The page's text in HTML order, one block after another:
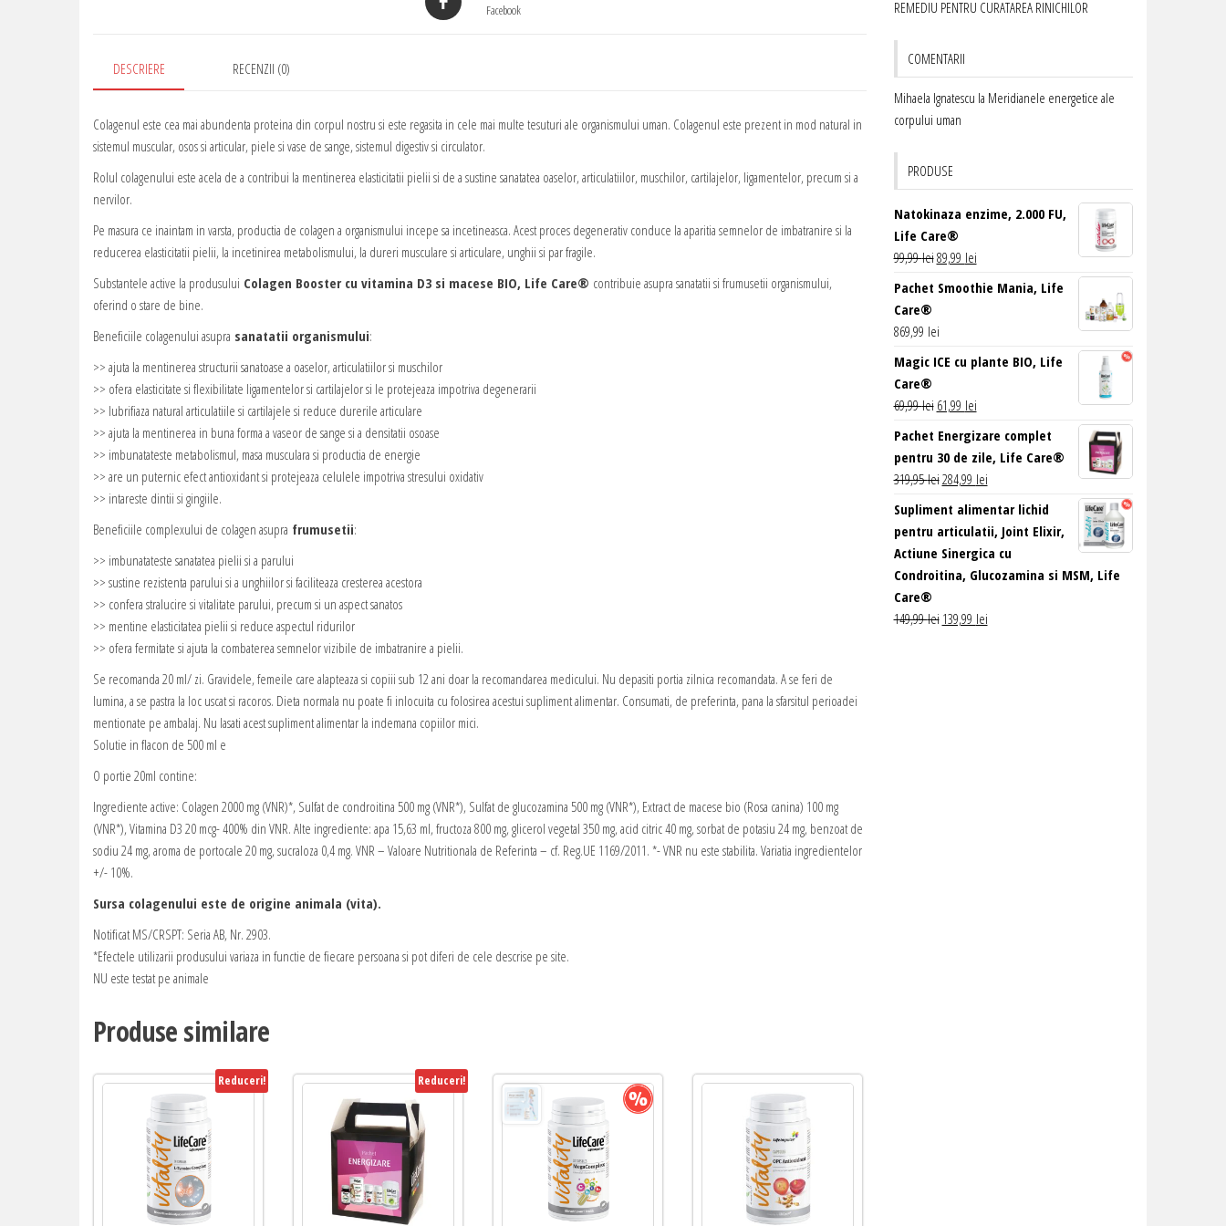
Facebook
DESCRIERE RECENZII (0)
Colagenul este cea mai abundenta proteina din corpul nostru si este regasita in cele mai multe tesuturi ale organismului uman. Colagenul este prezent in mod natural in
sistemul muscular, osos si articular, piele si vase de sange, sistemul digestiv si circulator.
Rolul colagenului este acela de a contribui la mentinerea elasticitatii pielii si de a sustine sanatatea oaselor, articulatiilor, muschilor, cartilajelor, ligamentelor, precum si a
nervilor.
Pe masura ce inaintam in varsta, productia de colagen a organismului incepe sa incetineasca. Acest proces degenerativ conduce la aparitia semnelor de imbatranire si la
reducerea elasticitatii pielii, la incetinirea metabolismului, la dureri musculare si articulare, unghii si par fragile.
Substantele active la produsului Colagen Booster cu vitamina D3 si macese BIO, Life Care® contribuie asupra sanatatii si frumusetii organismului,
oferind o stare de bine.
Beneficiile colagenului asupra sanatatii organismului:
>> ajuta la mentinerea structurii sanatoase a oaselor, articulatiilor si muschilor
>> ofera elasticitate si flexibilitate ligamentelor si cartilajelor si le protejeaza impotriva degenerarii
>> lubrifiaza natural articulatiile si cartilajele si reduce durerile articulare
>> ajuta la mentinerea in buna forma a vaseor de sange si a densitatii osoase
>> imbunatateste metabolismul, masa musculara si productia de energie
>> are un puternic efect antioxidant si protejeaza celulele impotriva stresului oxidativ
>> intareste dintii si gingiile.
Beneficiile complexului de colagen asupra frumusetii:
>> imbunatateste sanatatea pielii si a parului
>> sustine rezistenta parului si a unghiilor si faciliteaza cresterea acestora
>> confera stralucire si vitalitate parului, precum si un aspect sanatos
>> mentine elasticitatea pielii si reduce aspectul ridurilor
>> ofera fermitate si ajuta la combaterea semnelor vizibile de imbatranire a pielii.
Se recomanda 20 ml/ zi. Gravidele, femeile care alapteaza si copiii sub 12 ani doar la recomandarea medicului. Nu depasiti portia zilnica recomandata. A se feri de
lumina, a se pastra la loc uscat si racoros. Dieta normala nu poate fi inlocuita cu folosirea acestui supliment alimentar. Consumati, de preferinta, pana la sfarsitul perioadei
mentionate pe ambalaj. Nu lasati acest supliment alimentar la indemana copiilor mici.
Solutie in flacon de 500 ml e
O portie 20ml contine:
Ingrediente active: Colagen 2000 mg (VNR)*, Sulfat de condroitina 500 mg (VNR*), Sulfat de glucozamina 500 mg (VNR*), Extract de macese bio (Rosa canina) 100 mg
(VNR*), Vitamina D3 20 mcg- 400% din VNR. Alte ingrediente: apa 15,63 ml, fructoza 800 mg, glicerol vegetal 350 mg, acid citric 40 mg, sorbat de potasiu 24 mg, benzoat de
sodiu 24 mg, aroma de portocale 20 mg, sucraloza 0,4 mg. VNR – Valoare Nutritionala de Referinta – cf. Reg.UE 1169/2011. *- VNR nu este stabilita. Variatia ingredientelor
+/- 10%.
Sursa colagenului este de origine animala (vita).
Notificat MS/CRSPT: Seria AB, Nr. 2903.
*Efectele utilizarii produsului variaza in functie de fiecare persoana si pot diferi de cele descrise pe site.
NU este testat pe animale
Produse similare
Reduceri! Reduceri!
REMEDIU PENTRU CURATAREA RINICHILOR
COMENTARII
Mihaela Ignatescu la Meridianele energetice ale
corpului uman
PRODUSE
Natokinaza enzime, 2.000 FU,
Life Care®
99,99leiPrețul
fost:
89,99 leiPrețul
curent
Pachet Smoothie Mania, Life
Care®
869,99 lei
Magic ICE cu plante BIO, Life
Care®
69,99lei Prețul
fost:
69,99 lei.
61,99 leiPrețul
este:
61,99 lei.
Pachet Energizare complet
pentru 30 de zile, Life Care®
319,95leiPrețul
inițial
fost:
319,95 lei.
284,99 leiPrețul
este:
284,99 lei.
Supliment alimentar lichid
pentru articulatii, Joint Elixir,
Actiune Sinergica cu
Condroitina, Glucozamina si MSM, Life
Care®
149,99lei Prețul
139,99 leiPrețul